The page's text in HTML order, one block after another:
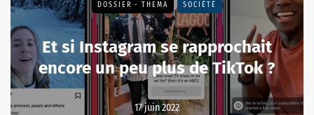
DOSSIER - THEMA SOCIÉTÉ
Et si Instagram se rapprochait
encore un peu plus de TikTok ?
17 juin 2022